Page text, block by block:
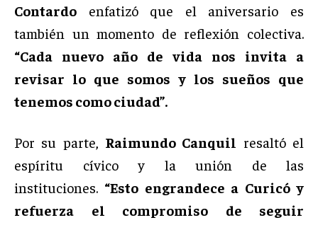
Contardo enfatizó que el aniversario es
también un momento de reflexión colectiva.
“Cada nuevo año de vida nos invita a
revisar lo que somos y los sueños que
tenemos como ciudad”.
Por su parte, Raimundo Canquil resaltó el
espíritu cívico y la unión de las
instituciones. “Esto engrandece a Curicó y
refuerza el compromiso de seguir